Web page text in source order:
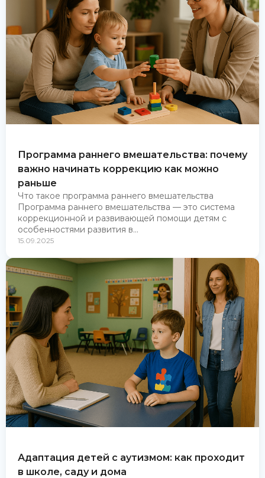
Программа раннего вмешательства: почему
важно начинать коррекцию как можно
раньше
Что такое программа раннего вмешательства
Программа раннего вмешательства — это система
коррекционной и развивающей помощи детям с
особенностями развития в...
15.09.2025
Адаптация детей с аутизмом: как проходит
в школе, саду и дома